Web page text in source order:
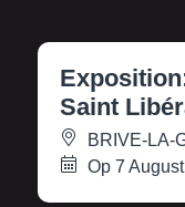
Saint
BRIVE-LA-
Op 7